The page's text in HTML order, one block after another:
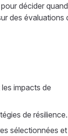
décider
des évaluations
impacts de
de résilience.
sélectionnées et